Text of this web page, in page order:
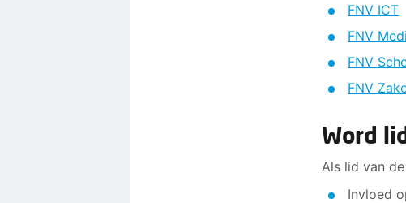
FNV ICT
FNV
FNV
FNV
Word
Als lid van
Invloed